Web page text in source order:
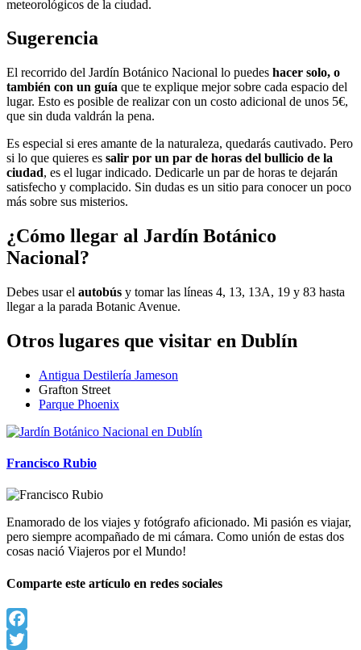
meteorológicos de la ciudad.
Sugerencia
El recorrido del Jardín Botánico Nacional lo puedes hacer solo, o
también con un guía que te explique mejor sobre cada espacio del
lugar. Esto es posible de realizar con un costo adicional de unos 5€,
que sin duda valdrán la pena.
Es especial si eres amante de la naturaleza, quedarás cautivado. Pero
si lo que quieres es salir por un par de horas del bullicio de la
ciudad, es el lugar indicado. Dedicarle un par de horas te dejarán
satisfecho y complacido. Sin dudas es un sitio para conocer un poco
más sobre sus misterios.
¿Cómo llegar al Jardín Botánico
Nacional?
Debes usar el autobús y tomar las líneas 4, 13, 13A, 19 y 83 hasta
llegar a la parada Botanic Avenue.
Otros lugares que visitar en Dublín
Antigua Destilería Jameson
Grafton Street
Parque Phoenix
Francisco Rubio
Enamorado de los viajes y fotógrafo aficionado. Mi pasión es viajar,
pero siempre acompañado de mi cámara. Como unión de estas dos
cosas nació Viajeros por el Mundo!
Comparte este artículo en redes sociales
Facebook